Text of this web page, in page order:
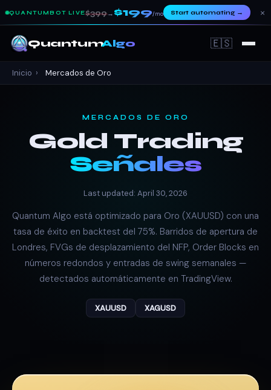
QUANTUMBOT LIVE$399→ $199/mo Start automating→ ×
QuantumAlgo 🇪🇸
Inicio › Mercados de Oro
MERCADOS DE ORO
Gold Trading
Señales
Last updated: April 30, 2026
Quantum Algo está optimizado para Oro (XAUUSD) con una
tasa de éxito en backtest del 75%. Barridos de apertura de
Londres, FVGs de desplazamiento del NFP, Order Blocks en
números redondos y entradas de swing semanales —
detectados automáticamente en TradingView.
XAUUSD XAGUSD